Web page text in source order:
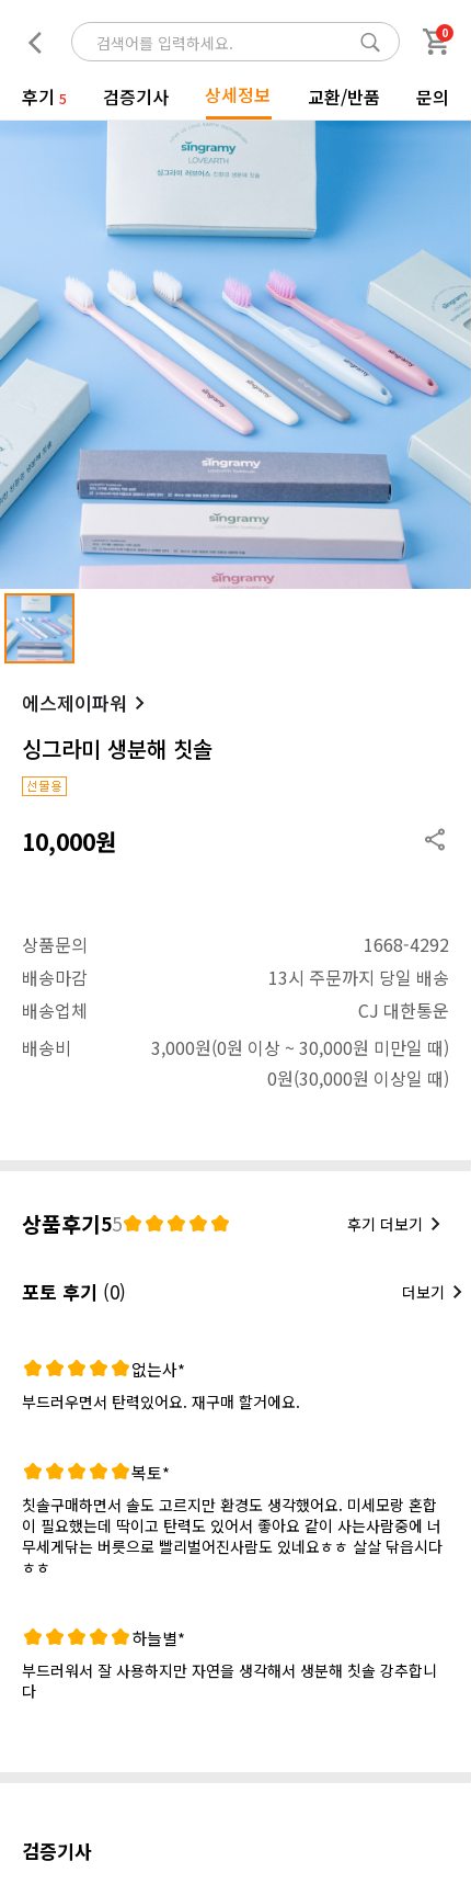
0
후기 5 검증기사 상세정보 교환/반품 문의
에스제이파워
싱그라미 생분해 칫솔
10,000원
상품문의
1668-4292
배송마감
13시 주문까지 당일 배송
배송업체
CJ 대한통운
배송비
3,000원(0원 이상 ~ 30,000원 미만일 때)
0원(30,000원 이상일 때)
상품후기55 후기 더보기
포토 후기 (0) 더보기
없는사*
부드러우면서 탄력있어요. 재구매 할거에요.
복토*
칫솔구매하면서 솔도 고르지만 환경도 생각했어요. 미세모랑 혼합
이 필요했는데 딱이고 탄력도 있어서 좋아요 같이 사는사람중에 너
무세게닦는 버릇으로 빨리벌어진사람도 있네요ㅎㅎ 살살 닦읍시다
ㅎㅎ
하늘별*
부드러워서 잘 사용하지만 자연을 생각해서 생분해 칫솔 강추합니
다
검증기사